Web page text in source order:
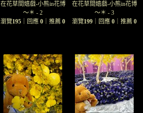
在花草間嬉戲-小熊in花博
～＊ - 2
瀏覽195 ｜回應 0 ｜推薦 0
在花草間嬉戲-小熊in花博
～＊ - 3
瀏覽199 ｜回應 0 ｜推薦 0